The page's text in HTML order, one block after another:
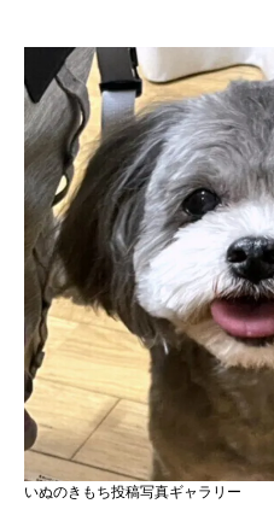
いぬのきもち投稿写真ギャラリー